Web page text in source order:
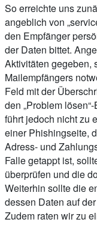
So erreichte uns
angeblich von „
den Empfänger
der Daten bittet.
Aktivitäten gegeben,
Mailempfängers
Feld mit der
den „Problem
führt jedoch nicht zu
einer Phishingseite,
Adress- und
Falle getappt ist,
überprüfen und die
Weiterhin sollte die
dessen Daten auf
Zudem raten wir zu